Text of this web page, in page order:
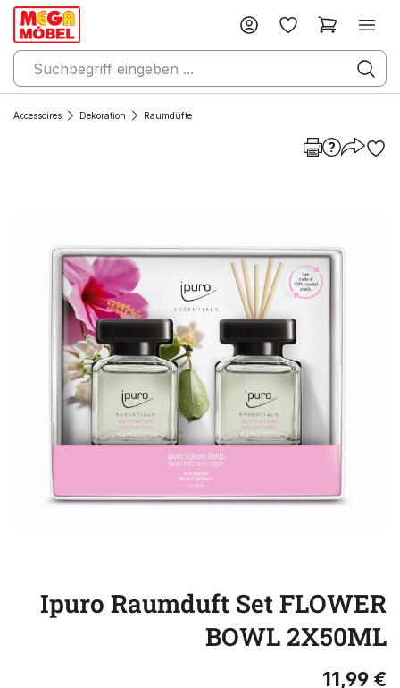
Accessoires Dekoration Raumdüfte
Ipuro Raumduft Set FLOWER
BOWL 2X50ML
11,99 €